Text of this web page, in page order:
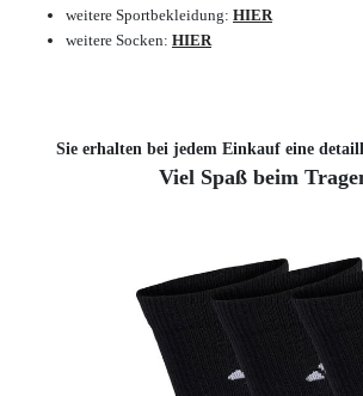
weitere Sportbekleidung: HIER
weitere Socken: HIER
Sie erhalten bei jedem Einkauf eine
Viel Spaß beim